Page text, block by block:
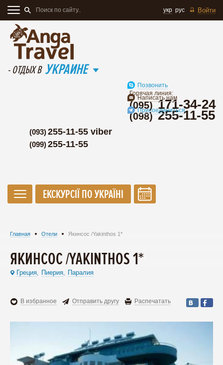
Войти
укр рус
- ОТДЫХ В УКРАИНЕ
Горячая линия:
(095)171-34-24
(098)255-11-55
(093)255-11-55 viber
(099)255-11-55
Позвонить
Написать нам
Присоединиться
ЕКСКУРСІЇ ПО УКРАЇНІ
Главная Отели Якинсос /Yakinthos 1*
ЯКИНСОС /YAKINTHOS 1*
Греция, Пиерия, Паралия
В избранное Отправить другу Распечатать